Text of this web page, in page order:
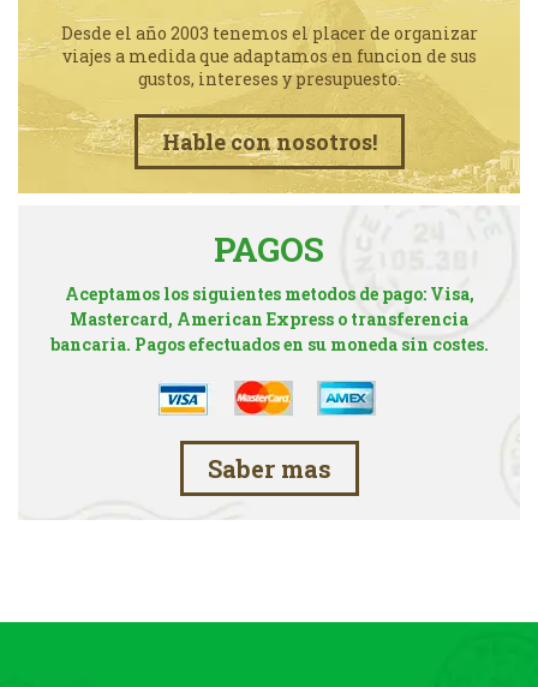
Desde el año 2003 tenemos el placer de organizar
viajes a medida que adaptamos en funcion de sus
gustos, intereses y presupuesto.
Hable con nosotros!
PAGOS
Aceptamos los siguientes metodos de pago: Visa,
Mastercard, American Express o transferencia
bancaria. Pagos efectuados en su moneda sin costes.
Saber mas